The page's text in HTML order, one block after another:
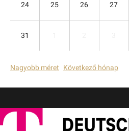
24 25 26 27
31
Nagyobb méret Következő hónap